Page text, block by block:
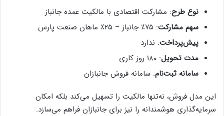
نوع طرح: مشارکت اقتصادی با مالکیت عمده جانباز
سهم مشارکت: ۷۵٪ جانباز – ۲۵٪ ماهان صنعت پارس
پیش‌پرداخت: ندارد
مدت تحویل: ۱۸۰ روز کاری
سامانه ثبت‌نام: سامانه فروش جانبازان
این مدل فروش، نه‌تنها مالکیت را تسهیل می‌کند بلکه امکان
سرمایه‌گذاری هوشمندانه را نیز برای جانبازان فراهم می‌سازد.